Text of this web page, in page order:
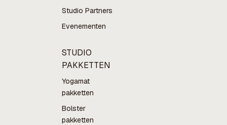
Studio Partners
Evenementen
STUDIO
PAKKETTEN
Yogamat
pakketten
Bolster
pakketten